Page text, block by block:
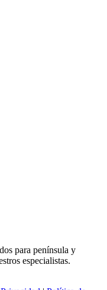
para península y
especialistas.